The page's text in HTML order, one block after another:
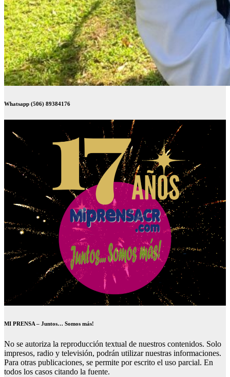
Whatsapp (506) 89384176
MI PRENSA – Juntos… Somos más!
No se autoriza la reproducción textual de nuestros contenidos. Solo
impresos, radio y televisión, podrán utilizar nuestras informaciones.
Para otras publicaciones, se permite por escrito el uso parcial. En
todos los casos citando la fuente.